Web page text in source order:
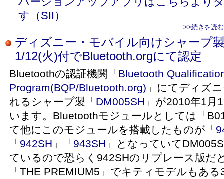
す（SII）
>>続きを読む
ディズニー・モバイル向けシャープ
1/12(火)付でBluetooth.orgにて認定
Bluetoothの認証機関「 Bluetooth
Program(BQP/Bluetooth.org) 」にてディズ
れるシャープ製「 DM005SH 」が2010年1月
います。Bluetoothモジュールとしては「
て他にこのモジュールを搭載したものが「
「 942SH 」「 943SH 」となっていて
ているので恐らく942SHのリプレース版だ
「THE PREMIUM5」でキティモデルもあ